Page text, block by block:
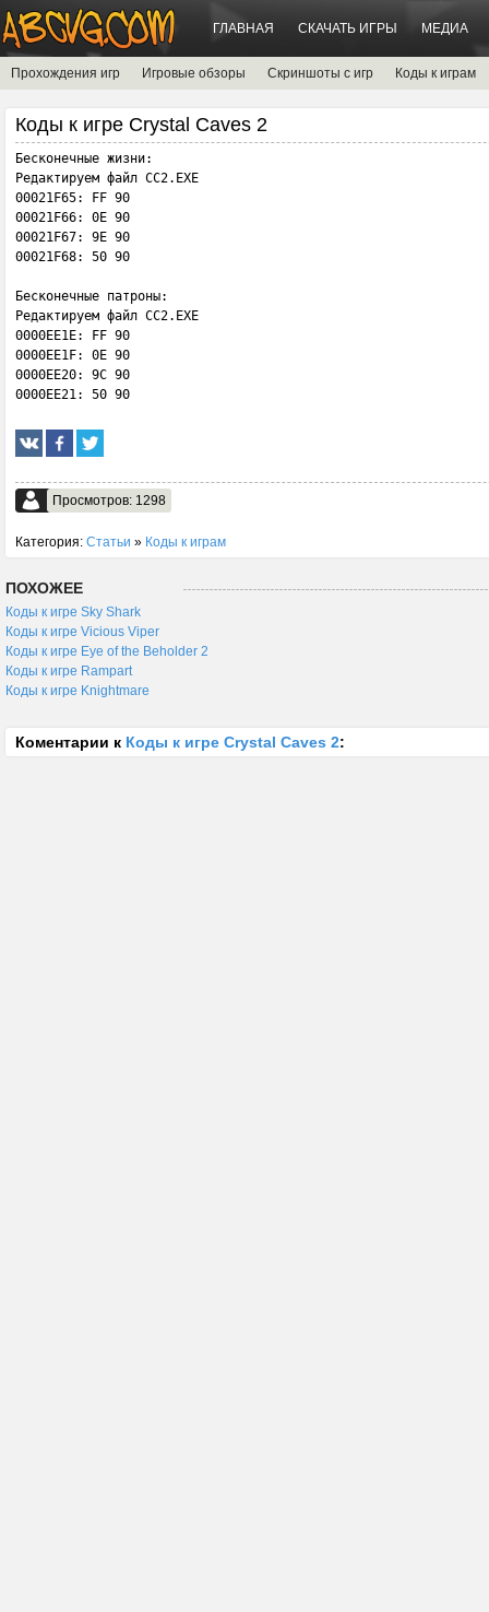
ГЛАВНАЯ СКАЧАТЬ ИГРЫ МЕДИА
Прохождения игр Игровые обзоры Скриншоты с игр Коды к играм
Коды к игре Crystal Caves 2
Бесконечные жизни:
Редактируем файл CC2.EXE
00021F65: FF 90
00021F66: 0E 90
00021F67: 9E 90
00021F68: 50 90
Бесконечные патроны:
Редактируем файл CC2.EXE
0000EE1E: FF 90
0000EE1F: 0E 90
0000EE20: 9C 90
0000EE21: 50 90
Просмотров: 1298
Категория: Статьи » Коды к играм
ПОХОЖЕЕ
Коды к игре Sky Shark
Коды к игре Vicious Viper
Коды к игре Eye of the Beholder 2
Коды к игре Rampart
Коды к игре Knightmare
Коментарии к Коды к игре Crystal Caves 2: